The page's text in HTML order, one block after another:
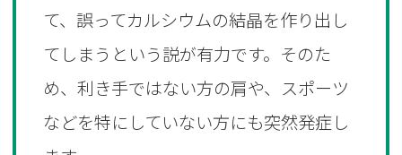
て、誤ってカルシウムの結晶を作り出し
てしまうという説が有力です。そのた
め、利き手ではない方の肩や、スポーツ
などを特にしていない方にも突然発症し